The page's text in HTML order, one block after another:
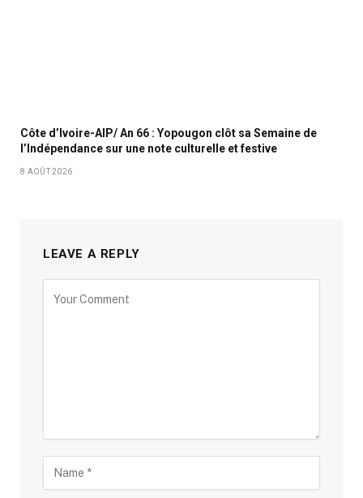
Côte d’Ivoire-AIP/ An 66 : Yopougon clôt sa Semaine de
l’Indépendance sur une note culturelle et festive
8 AOÛT 2026
LEAVE A REPLY